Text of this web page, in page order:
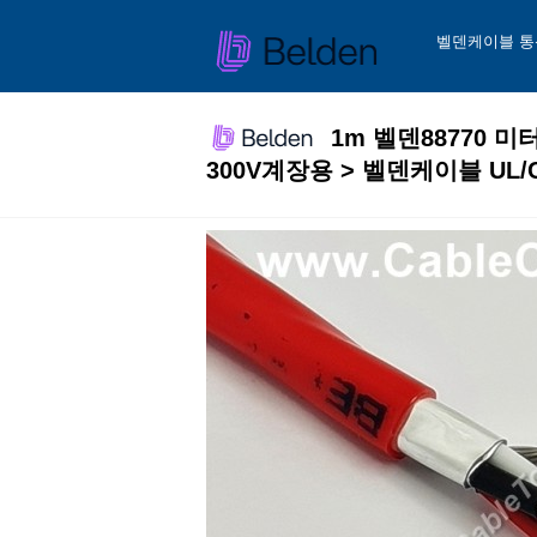
벨덴케이블
1m 벨덴88770 미
300V계장용 > 벨덴케이블 UL/